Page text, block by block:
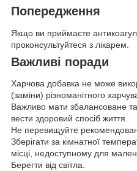
Попередження
Якщо ви приймаєте
проконсультуйтеся з лікарем.
Важливі поради
Харчова добавка не може
(заміни) різноманітного
Важливо мати збалансоване та
вести здоровий спосіб життя.
Не перевищуйте
Зберігати за кімнатної
місці, недоступному для
Берегти від світла.